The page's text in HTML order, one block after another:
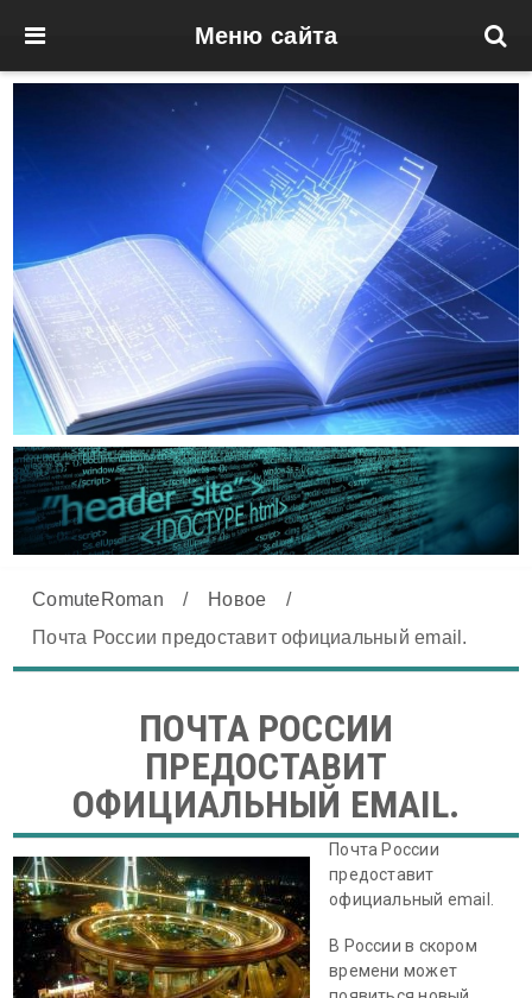
Меню сайта
ComuteRoman / Новое
/
Почта России предоставит официальный email.
ПОЧТА РОССИИ
ПРЕДОСТАВИТ
ОФИЦИАЛЬНЫЙ EMAIL.
Почта России
предоставит
официальный email.
В России в скором
времени может